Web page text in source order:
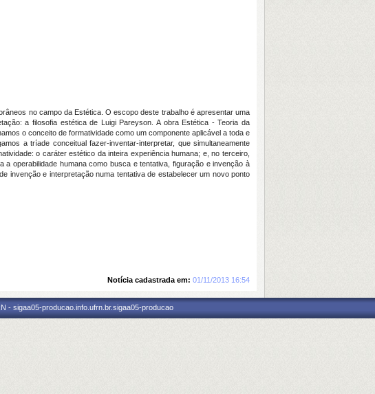
no campo da Estética. O escopo deste trabalho é apresentar uma
a filosofia estética de Luigi Pareyson. A obra Estética - Teoria da
o conceito de formatividade como um componente aplicável a toda e
a tríade conceitual fazer-inventar-interpretar, que simultaneamente
o caráter estético da inteira experiência humana; e, no terceiro,
operabilidade humana como busca e tentativa, figuração e invenção à
invenção e interpretação numa tentativa de estabelecer um novo ponto
Notícia cadastrada em: 01/11/2013 16:54
- sigaa05-producao.info.ufrn.br.sigaa05-producao